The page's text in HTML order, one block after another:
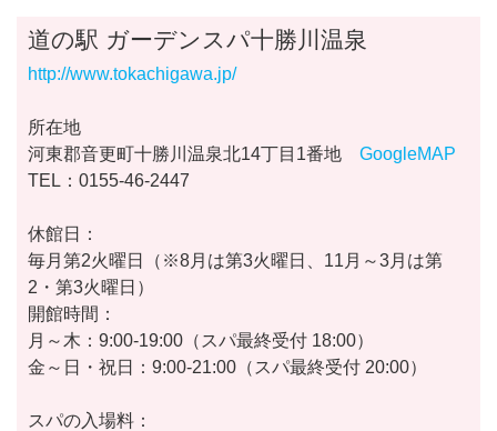
道の駅 ガーデンスパ十勝川温泉
http://www.tokachigawa.jp/
所在地
河東郡音更町十勝川温泉北14丁目1番地 GoogleMAP
TEL：0155-46-2447
休館日：
毎月第2火曜日（※8月は第3火曜日、11月～3月は第
2・第3火曜日）
開館時間：
月～木：9:00-19:00（スパ最終受付 18:00）
金～日・祝日：9:00-21:00（スパ最終受付 20:00）
スパの入場料：